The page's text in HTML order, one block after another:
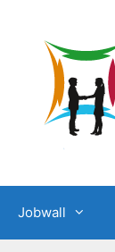
springen
Jobwall